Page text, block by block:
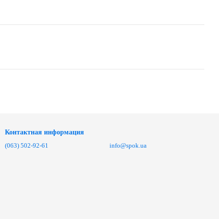
Контактная информация
(063) 502-92-61
info@spok.ua